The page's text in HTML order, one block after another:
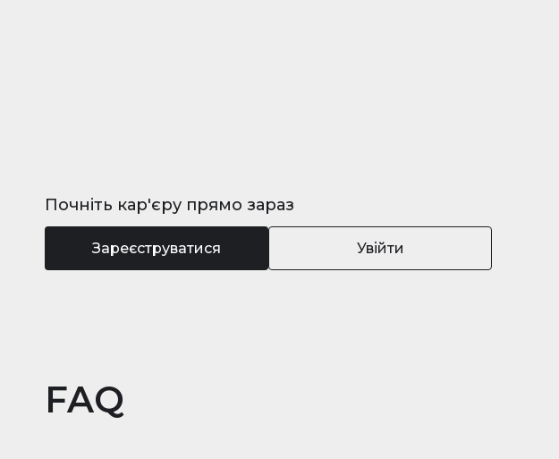
Почніть кар'єру прямо зараз
Зареєструватися Увійти
FAQ